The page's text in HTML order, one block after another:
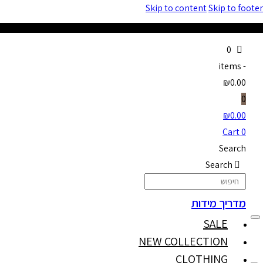
Skip to contentSkip to footer
0
items-
₪0.00
0
₪0.00
0
Cart
Search
Search
מדריך מידות
SALE
NEW COLLECTION
CLOTHING